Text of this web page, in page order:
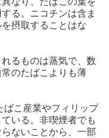
る。ニコチンは含ま
摂取することはな
るものは蒸気で、数
のたばこよりも薄
ばこ産業やフィリップ
いる。非喫煙者でも
ないことから、一部